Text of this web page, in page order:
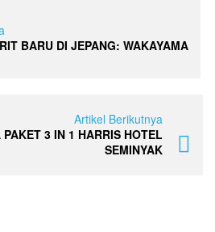
BARU DI JEPANG: WAKAYAMA
Artikel Berikutnya
3 IN 1 HARRIS HOTEL
SEMINYAK